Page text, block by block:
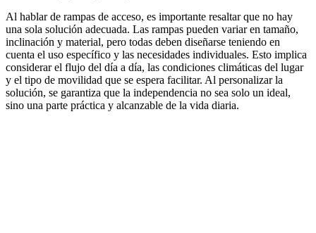
Al hablar de rampas de acceso, es importante resaltar que no hay
una sola solución adecuada. Las rampas pueden variar en tamaño,
inclinación y material, pero todas deben diseñarse teniendo en
cuenta el uso específico y las necesidades individuales. Esto implica
considerar el flujo del día a día, las condiciones climáticas del lugar
y el tipo de movilidad que se espera facilitar. Al personalizar la
solución, se garantiza que la independencia no sea solo un ideal,
sino una parte práctica y alcanzable de la vida diaria.